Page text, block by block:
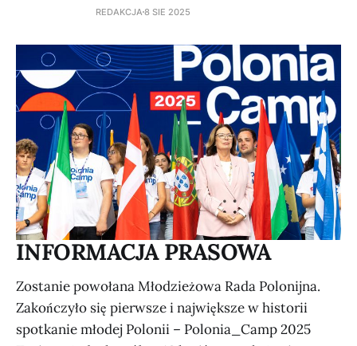
REDAKCJA 8 SIE 2025
INFORMACJA PRASOWA
Zostanie powołana Młodzieżowa Rada Polonijna.
Zakończyło się pierwsze i największe w historii
spotkanie młodej Polonii – Polonia_Camp 2025